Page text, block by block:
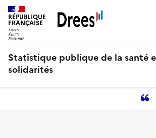
Aller
au
contenu
principal
RÉPUBLIQUE
FRANÇAISE
Statistique publique de la santé
solidarités